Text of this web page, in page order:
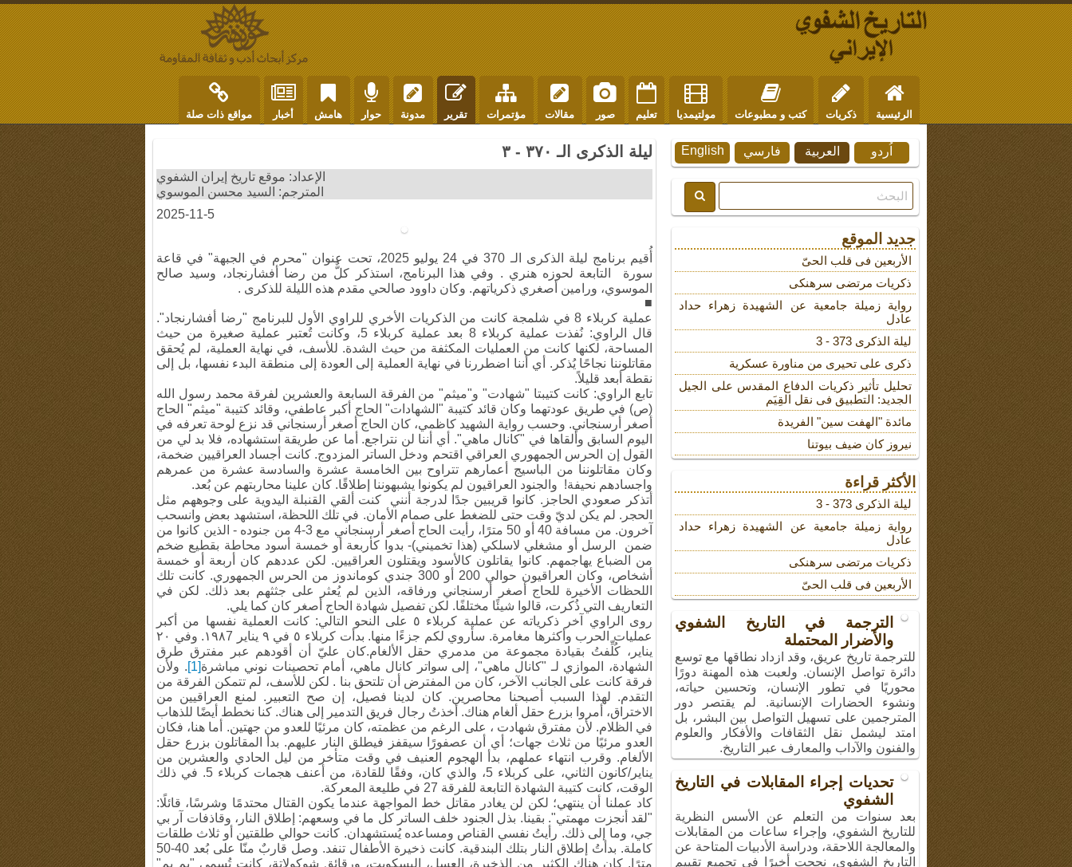
الرئيسية ذكريات كتب و مطبوعات مولتيمديا تعليم صور مقالات مؤتمرات تقرير مدونة حوار هامش أخبار مواقع ذات صلة
ليلة الذكرى الـ ٣٧٠ - ٣
الإعداد: موقع تاريخ إيران الشفوي
المترجم: السيد محسن الموسوي
2025-11-5
أُقيم برنامج ليلة الذكرى الـ 370 في 24 يوليو 2025، تحت عنوان "محرم في الجبهة" في قاعة
سورة التابعة لحوزه هنري . وفي هذا البرنامج، استذكر كلٌّ من رضا أفشارنجاد، وسيد صالح
الموسوي، ورامين أصغري ذكرياتهم. وكان داوود صالحي مقدم هذه الليلة للذكرى .
■
عملية كربلاء 8 في شلمجة كانت من الذكريات الأخري للراوي الأول للبرنامج "رضا أفشارنجاد".
قال الراوي: نُفذت عملية كربلاء 8 بعد عملية كربلاء 5، وكانت تُعتبر عملية صغيرة من حيث
المساحة، لكنها كانت من العمليات المكثفة من حيث الشدة. للأسف، في نهاية العملية، لم يُحقق
مقاتلوننا نجاحًا يُذكر. أي أننا اضطررنا في نهاية العملية إلى العودة إلى منطقة البدء نفسها، بل إلى
نقطة أبعد قليلاً.
تابع الراوي: كانت كتيبتا "شهادت" و"ميثم" من الفرقة السابعة والعشرين لفرقة محمد رسول الله
(ص) في طريق عودتهما وكان قائد كتيبة "الشهادات" الحاج أكبر عاطفي، وقائد كتيبة "ميثم" الحاج
أصغر أرسنجاني. وحسب رواية الشهيد كاظمي، كان الحاج أصغر أرسنجاني قد نزع لوحة تعرفه في
اليوم السابق وألقاها في "كانال ماهي". أي أننا لن نتراجع. أما عن طريقة استشهاده، فلا بد لي من
القول إن الحرس الجمهوري العراقي اقتحم ودخل الساتر المزدوج. كانت أجساد العراقيين ضخمة،
وكان مقاتلوننا من الباسيج أعمارهم تتراوح بين الخامسة عشرة والسادسة عشرة من عمرهم
واجسادهم نحيفة! والجنود العراقيون لم يكونوا يشبهوننا إطلاقًا. كان علينا محاربتهم عن بُعد.
أتذكر صعودي الحاجز. كانوا قريبين جدًا لدرجة أنني كنت ألقي القنبلة اليدوية على وجوههم مثل
الحجر. لم يكن لديّ وقت حتى للضغط على صمام الأمان. في تلك اللحظة، استشهد بعض وانسحب
آخرون. من مسافة 40 أو 50 مترًا، رأيت الحاج أصغر أرسنجاني مع 3-4 من جنوده - الذين كانوا من
ضمن الرسل أو مشغلي لاسلكي (هذا تخميني)- بدوا كأربعة أو خمسة أسود محاطة بقطيع ضخم
من الضباع يهاجمهم. كانوا يقاتلون كالأسود ويقتلون العراقيين. لكن عددهم كان أربعة أو خمسة
أشخاص، وكان العراقيون حوالي 200 أو 300 جندي كوماندوز من الحرس الجمهوري. كانت تلك
اللحظات الأخيرة للحاج أصغر أرسنجاني ورفاقه، الذين لم يُعثر على جثثهم بعد ذلك. لكن في
التعاريف التي ذُكرت، قالوا شيئًا مختلفًا. لكن تفصيل شهادة الحاج أصغر كان كما يلي.
روى الراوي آخر ذكرياته عن عملية كربلاء ٥ على النحو التالي: كانت العملية نفسها من أكبر
عمليات الحرب وأكثرها مغامرة. سأروي لكم جزءًا منها. بدأت كربلاء ٥ في ٩ يناير ١٩٨7. وفي ٢٠
يناير، كُلِّفتُ بقيادة مجموعة من مدمري حقل الألغام.كان عليّ أن أقودهم عبر مفترق طرق
الشهادة، الموازي لـ "كانال ماهي"، إلى سواتر كانال ماهي، أمام تحصينات نوني مباشرة[1]
. ولأن
فرقة كانت على الجانب الآخر، كان من المفترض أن تلتحق بنا . لكن للأسف، لم تتمكن الفرقة من
التقدم. لهذا السبب أصبحنا محاصرين. كان لدينا فصيل، إن صح التعبير. لمنع العراقيين من
الاختراق، أمروا بزرع حقل ألغام هناك. أخذتُ رجال فريق التدمير إلى هناك. كنا نخطط أيضًا للذهاب
في الظلام. لأن مفترق شهادت ، على الرغم من عظمته، كان مرئيًا للعدو من جهتين. أما هنا، فكان
العدو مرئيًا من ثلاث جهات؛ أي أن عصفورًا سيقفز فيطلق النار عليهم. بدأ المقاتلون بزرع حقل
الألغام. وقرب انتهاء عملهم، بدأ الهجوم العنيف في وقت متأخر من ليل الحادي والعشرين من
يناير/كانون الثاني، على كربلاء 5، والذي كان، وفقًا للقادة، من أعنف هجمات كربلاء 5. في ذلك
الوقت، كانت كتيبة الشهادة التابعة للفرقة 27 في طليعة المعركة.
كاد عملنا أن ينتهي؛ لكن لن يغادر مقاتل خط المواجهة عندما يكون القتال محتدمًا وشرسًا، قائلًا:
"لقد أنجزت مهمتي". بقينا. بذل الجنود خلف الساتر كل ما في وسعهم: إطلاق النار، وقاذفات آر بي
جي، وما إلى ذلك. رأيتُ نفسي القناص ومساعده يُستشهدان. كانت حوالي طلقتين أو ثلاث طلقات
كاملة. بدأتُ إطلاق النار بتلك البندقية. كانت ذخيرة الأطفال تنفد. وصل قاربٌ منّا على بُعد 40-50
مترًا. كان هناك الكثير من الذخيرة، العسل، البسكويت، ورقائق شوكولاتة، كانت تُسمى "يم يم"
English فارسي العربية اُردو
جديد الموقع
الأربعین فی قلب الحیّ
ذکریات مرتضى سرهنکی
روایة زمیلة جامعیة عن الشهیدة زهراء حداد
عادل
لیلة الذکرى 373 - 3
ذکری علی تحیری من مناورة عسکریة
تحلیل تأثیر ذکریات الدفاع المقدس على الجیل
الجدید: التطبیق فی نقل القِیَم
مائدة "الهفت سین" الفریدة
نیروز کان ضیف بیوتنا
الأكثر قراءة
لیلة الذکرى 373 - 3
روایة زمیلة جامعیة عن الشهیدة زهراء حداد
عادل
ذکریات مرتضى سرهنکی
الأربعین فی قلب الحیّ
الترجمة في التاريخ الشفوي
والأضرار المحتملة
للترجمة تاريخ عريق، وقد ازداد نطاقها مع توسع
دائرة تواصل الإنسان. ولعبت هذه المهنة دورًا
محوريًا في تطور الإنسان، وتحسين حياته،
ونشوء الحضارات الإنسانية. لم يقتصر دور
المترجمين على تسهيل التواصل بين البشر، بل
امتد ليشمل نقل الثقافات والأفكار والعلوم
والفنون والآداب والمعارف عبر التاريخ.
تحديات إجراء المقابلات في التاريخ
الشفوي
بعد سنوات من التعلم عن الأسس النظرية
للتاريخ الشفوي، وإجراء ساعات من المقابلات
والمعالجة اللاحقة، ودراسة الأدبيات المتاحة عن
التاريخ الشفوي، نجحت أخيرًا في تجميع تقييم